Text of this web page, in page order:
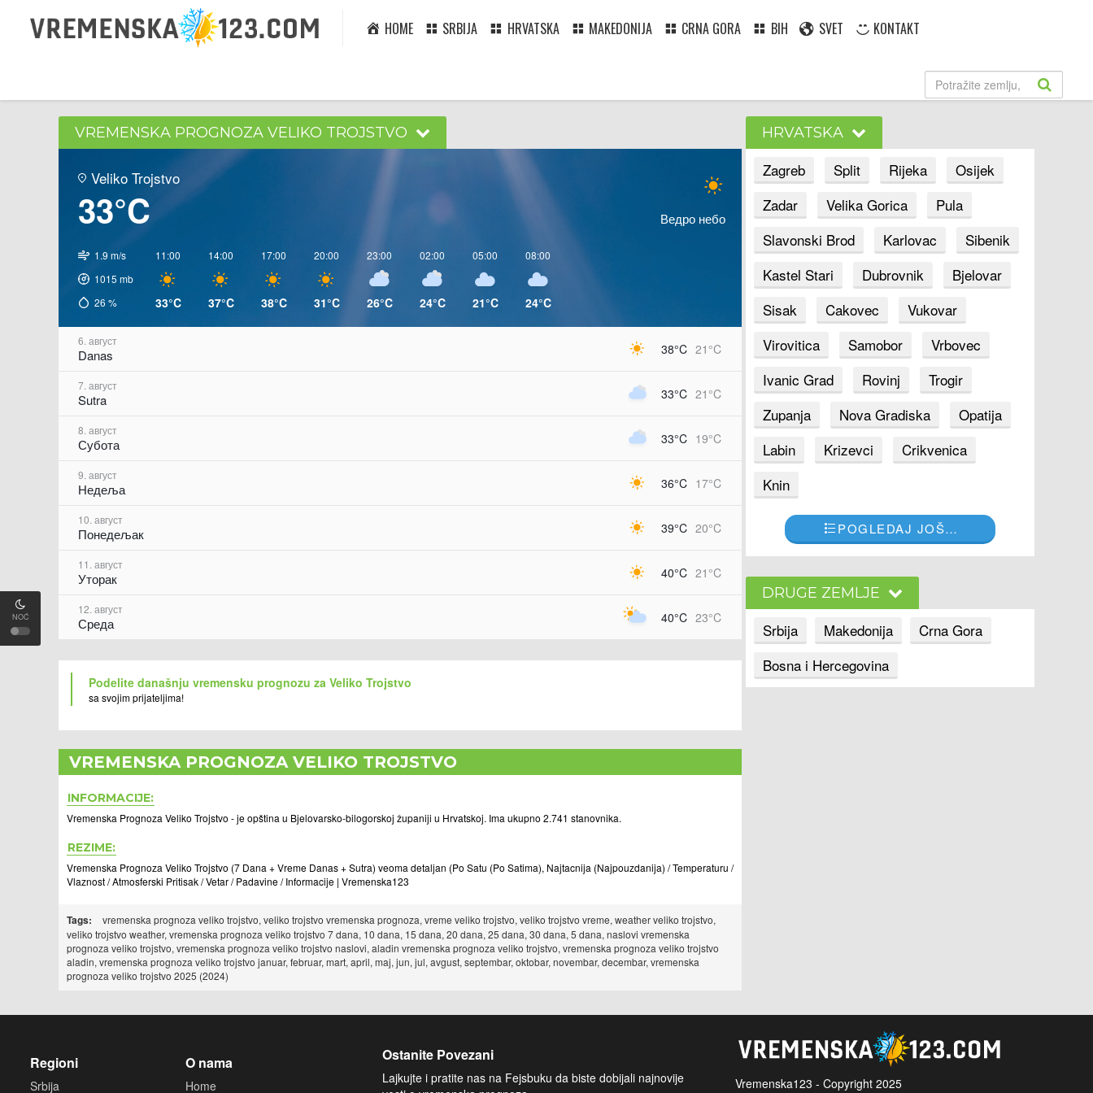
NOĆ
HOME SRBIJA HRVATSKA MAKEDONIJA CRNA GORA BIH SVET KONTAKT
VREMENSKA PROGNOZA VELIKO TROJSTVO
Veliko Trojstvo
33°C Ведро небо
1.9 m/s
1015 mb
26 %
11:00
33°C
14:00
37°C
17:00
38°C
20:00
31°C
23:00
26°C
02:00
24°C
05:00
21°C
08:00
24°C
6. август
Danas 38°C 21°C
7. август
Sutra 33°C 21°C
8. август
Субота 33°C 19°C
9. август
Недеља 36°C 17°C
10. август
Понедељак 39°C 20°C
11. август
Уторак 40°C 21°C
12. август
Среда 40°C 23°C
Podelite današnju vremensku prognozu za Veliko Trojstvo
sa svojim prijateljima!
VREMENSKA PROGNOZA VELIKO TROJSTVO
INFORMACIJE:
Vremenska Prognoza Veliko Trojstvo - je opština u Bjelovarsko-bilogorskoj županiji u Hrvatskoj. Ima ukupno 2.741 stanovnika.
REZIME:
Vremenska Prognoza Veliko Trojstvo (7 Dana + Vreme Danas + Sutra) veoma detaljan (Po Satu (Po Satima), Najtacnija (Najpouzdanija) / Temperaturu /
Vlaznost / Atmosferski Pritisak / Vetar / Padavine / Informacije | Vremenska123
Tags:
vremenska prognoza veliko trojstvo, veliko trojstvo vremenska prognoza, vreme veliko trojstvo, veliko trojstvo vreme, weather veliko trojstvo,
veliko trojstvo weather, vremenska prognoza veliko trojstvo 7 dana, 10 dana, 15 dana, 20 dana, 25 dana, 30 dana, 5 dana, naslovi vremenska
prognoza veliko trojstvo, vremenska prognoza veliko trojstvo naslovi, aladin vremenska prognoza veliko trojstvo, vremenska prognoza veliko trojstvo
aladin, vremenska prognoza veliko trojstvo januar, februar, mart, april, maj, jun, jul, avgust, septembar, oktobar, novembar, decembar, vremenska
prognoza veliko trojstvo 2025 (2024)
HRVATSKA
Zagreb Split Rijeka
Osijek
Zadar
Velika Gorica
Pula
Slavonski Brod
Karlovac
Sibenik
Kastel Stari
Dubrovnik
Bjelovar
Sisak
Cakovec
Vukovar
Virovitica
Samobor
Vrbovec
Ivanic Grad
Rovinj
Trogir
Zupanja
Nova Gradiska
Opatija
Labin
Krizevci
Crikvenica
Knin
POGLEDAJ JOŠ…
DRUGE ZEMLJE
Srbija Makedonija
Crna Gora
Bosna i Hercegovina
Regioni
Srbija
O nama
Home
Ostanite Povezani
Lajkujte i pratite nas na Fejsbuku da biste dobijali najnovije
Vremenska123 - Copyright 2025